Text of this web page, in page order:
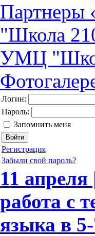
Партнеры
"Школа
УМЦ
Логин:
Пароль:
Запомнить меня
Регистрация
Забыли свой пароль?
11
работа с
языка в